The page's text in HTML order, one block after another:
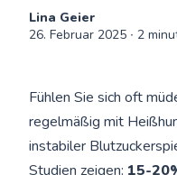
Lina Geier
26. Februar 2025 ∙ 2
Fühlen Sie sich oft
regelmäßig mit
instabiler
Studien zeigen: 15-